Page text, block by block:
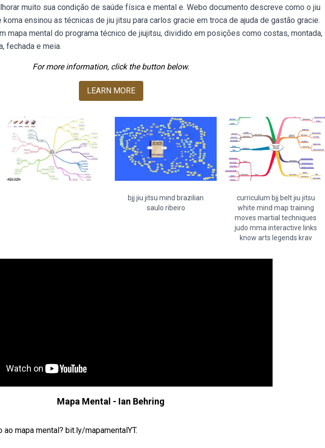
muito sua condição de saúde física e mental e. Webo documento descreve como o jiu
ensinou as técnicas de jiu jitsu para carlos gracie em troca de ajuda de gastão gracie.
mapa mental do programa técnico de jiujitsu, dividido em posições como costas, montada,
fechada e meia.
For more information, click the button below.
LEARN MORE
bjj jiu jitsu mind brazilian
saulo ribeiro
curriculum bjj belt jiu jitsu
white mind map training
moves martial techniques
judo mma interactive links
know arts legends krav
Mapa Mental - Ian Behring
mapa mental? bit.ly/mapamentalYT.